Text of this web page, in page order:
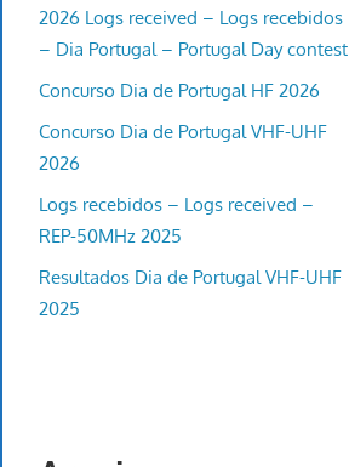
2026 Logs received – Logs recebidos
– Dia Portugal – Portugal Day contest
Concurso Dia de Portugal HF 2026
Concurso Dia de Portugal VHF-UHF
2026
Logs recebidos – Logs received –
REP-50MHz 2025
Resultados Dia de Portugal VHF-UHF
2025